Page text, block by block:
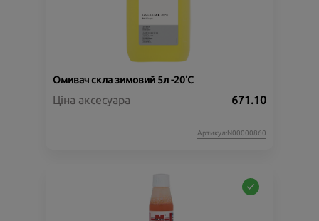
Омивач скла зимовий 5л -20'C
Ціна аксесуара 671.10
Артикул:N00000860